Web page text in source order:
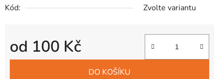
Kód:
Zvolte variantu
od 100 Kč
Měrná cena:
DO KOŠÍKU